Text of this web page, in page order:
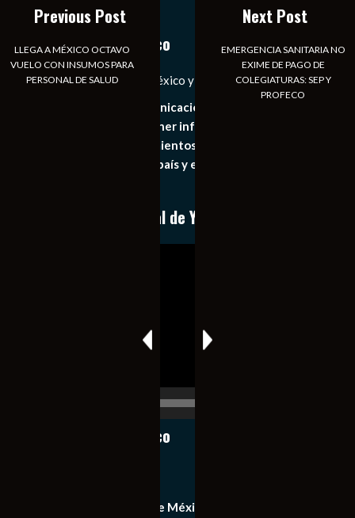
« Jul
Notiexpress de México
Las Noticias Diarias de México y el Mundo a Tu Alcance
Somos un medio de comunicación digital que tiene como
principal objetivo mantener informado al publico en
general de los acontecimientos mas recientes e
importantes de nuestro país y el mundo de forma eficaz,
Conoce nuestro canal de YouTube
Notiexpress de México
Equipo de Notiexpress de México
Previous Post
LLEGA A MÉXICO OCTAVO
VUELO CON INSUMOS PARA
PERSONAL DE SALUD
Next Post
EMERGENCIA SANITARIA NO
EXIME DE PAGO DE
COLEGIATURAS: SEP Y
PROFECO